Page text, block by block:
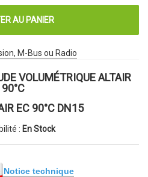
M-Bus ou Radio
VOLUMÉTRIQUE ALTAIR
90°C
EC 90°C DN15
: En Stock
Notice technique